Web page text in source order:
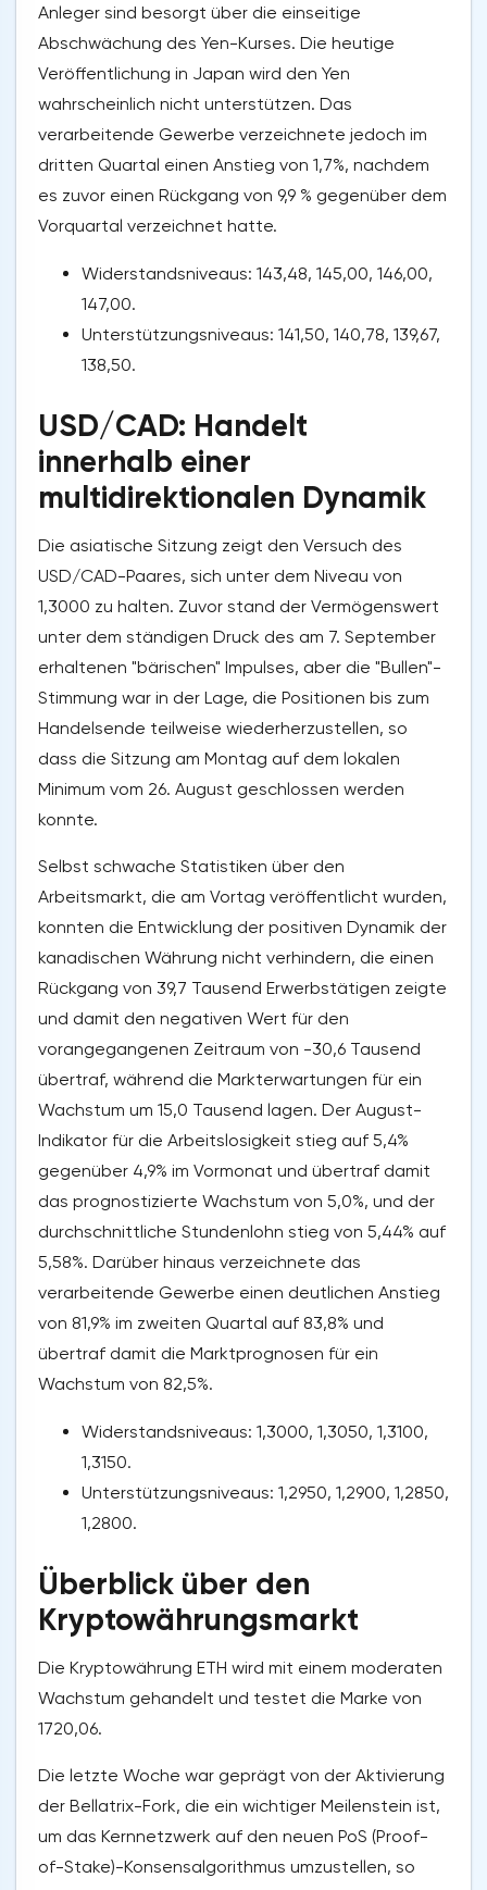
Anleger sind besorgt über die einseitige
Abschwächung des Yen-Kurses. Die heutige
Veröffentlichung in Japan wird den Yen
wahrscheinlich nicht unterstützen. Das
verarbeitende Gewerbe verzeichnete jedoch im
dritten Quartal einen Anstieg von 1,7%, nachdem
es zuvor einen Rückgang von 9,9 % gegenüber dem
Vorquartal verzeichnet hatte.
Widerstandsniveaus: 143,48, 145,00, 146,00,
147,00.
Unterstützungsniveaus: 141,50, 140,78, 139,67,
138,50.
USD/CAD: Handelt
innerhalb einer
multidirektionalen Dynamik
Die asiatische Sitzung zeigt den Versuch des
USD/CAD-Paares, sich unter dem Niveau von
1,3000 zu halten. Zuvor stand der Vermögenswert
unter dem ständigen Druck des am 7. September
erhaltenen "bärischen" Impulses, aber die "Bullen"-
Stimmung war in der Lage, die Positionen bis zum
Handelsende teilweise wiederherzustellen, so
dass die Sitzung am Montag auf dem lokalen
Minimum vom 26. August geschlossen werden
konnte.
Selbst schwache Statistiken über den
Arbeitsmarkt, die am Vortag veröffentlicht wurden,
konnten die Entwicklung der positiven Dynamik der
kanadischen Währung nicht verhindern, die einen
Rückgang von 39,7 Tausend Erwerbstätigen zeigte
und damit den negativen Wert für den
vorangegangenen Zeitraum von -30,6 Tausend
übertraf, während die Markterwartungen für ein
Wachstum um 15,0 Tausend lagen. Der August-
Indikator für die Arbeitslosigkeit stieg auf 5,4%
gegenüber 4,9% im Vormonat und übertraf damit
das prognostizierte Wachstum von 5,0%, und der
durchschnittliche Stundenlohn stieg von 5,44% auf
5,58%. Darüber hinaus verzeichnete das
verarbeitende Gewerbe einen deutlichen Anstieg
von 81,9% im zweiten Quartal auf 83,8% und
übertraf damit die Marktprognosen für ein
Wachstum von 82,5%.
Widerstandsniveaus: 1,3000, 1,3050, 1,3100,
1,3150.
Unterstützungsniveaus: 1,2950, 1,2900, 1,2850,
1,2800.
Überblick über den
Kryptowährungsmarkt
Die Kryptowährung ETH wird mit einem moderaten
Wachstum gehandelt und testet die Marke von
1720,06.
Die letzte Woche war geprägt von der Aktivierung
der Bellatrix-Fork, die ein wichtiger Meilenstein ist,
um das Kernnetzwerk auf den neuen PoS (Proof-
of-Stake)-Konsensalgorithmus umzustellen, so